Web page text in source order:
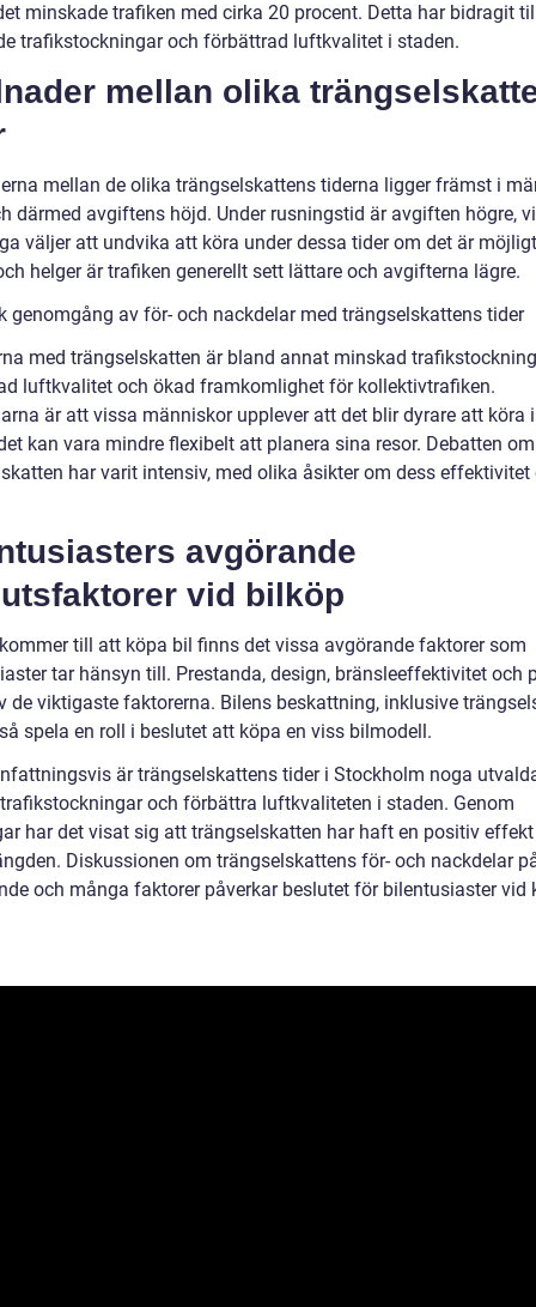
minskade trafiken med cirka 20 procent. Detta har bidragit
trafikstockningar och förbättrad luftkvalitet i staden.
mellan olika
mellan de olika trängselskattens tiderna ligger främst i
därmed avgiftens höjd. Under rusningstid är avgiften högre,
väljer att undvika att köra under dessa tider om det är
helger är trafiken generellt sett lättare och avgifterna lägre.
genomgång av för- och nackdelar med trängselskattens tider
med trängselskatten är bland annat minskad
luftkvalitet och ökad framkomlighet för kollektivtrafiken.
är att vissa människor upplever att det blir dyrare att köra
kan vara mindre flexibelt att planera sina resor. Debatten om
har varit intensiv, med olika åsikter om dess effektivitet
avgörande
vid bilköp
till att köpa bil finns det vissa avgörande faktorer som
tar hänsyn till. Prestanda, design, bränsleeffektivitet och
de viktigaste faktorerna. Bilens beskattning, inklusive
spela en roll i beslutet att köpa en viss bilmodell.
är trängselskattens tider i Stockholm noga
och förbättra luftkvaliteten i staden. Genom
har det visat sig att trängselskatten har haft en positiv
Diskussionen om trängselskattens för- och nackdelar
och många faktorer påverkar beslutet för bilentusiaster vid